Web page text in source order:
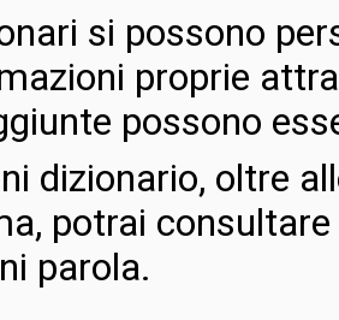
si possono
proprie
possono
dizionario, oltre
potrai
parola.